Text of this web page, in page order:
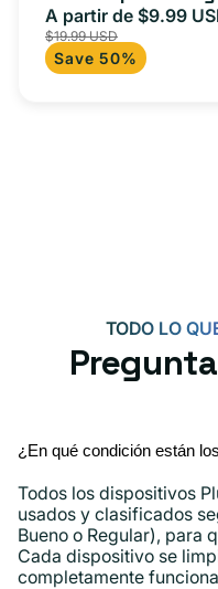
m) + adaptador
Precio
de
oferta
A partir de $9.99
$19.99 USD
Save 50%
TODO LO
¿En qué condición están
Todos los dispositivos
usados ​​y clasificados
Bueno o Regular), para
Cada dispositivo se
completamente